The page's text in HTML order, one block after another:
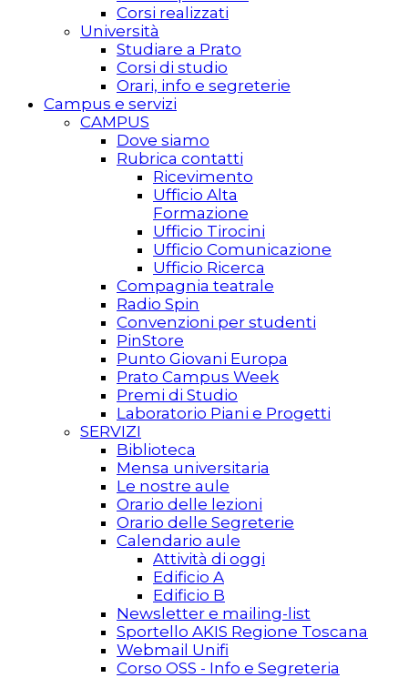
Corsi realizzati
Università
Studiare a Prato
Corsi di studio
Orari, info e segreterie
Campus e servizi
CAMPUS
Dove siamo
Rubrica contatti
Ricevimento
Ufficio Alta
Formazione
Ufficio Tirocini
Ufficio Comunicazione
Ufficio Ricerca
Compagnia teatrale
Radio Spin
Convenzioni per studenti
PinStore
Punto Giovani Europa
Prato Campus Week
Premi di Studio
Laboratorio Piani e Progetti
SERVIZI
Biblioteca
Mensa universitaria
Le nostre aule
Orario delle lezioni
Orario delle Segreterie
Calendario aule
Attività di oggi
Edificio A
Edificio B
Newsletter e mailing-list
Sportello AKIS Regione Toscana
Webmail Unifi
Corso OSS - Info e Segreteria